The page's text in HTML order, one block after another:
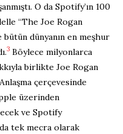
O da Spotify’ın 100
“The Joe Rogan
dünyanın en meşhur
3 Böylece milyonlarca
birlikte Joe Rogan
çerçevesinde
üzerinden
ve Spotify
tek mecra olarak